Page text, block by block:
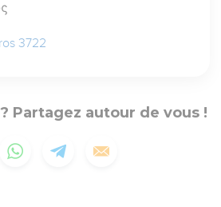
3722
Partagez autour de vous !